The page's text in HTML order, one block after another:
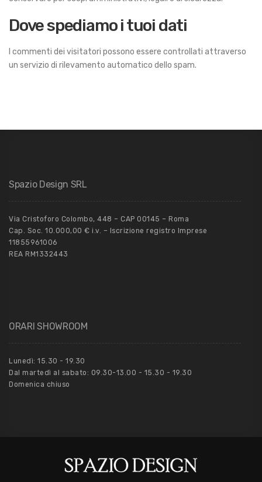
Dove spediamo i tuoi dati
I commenti dei visitatori possono essere controllati attraverso
un servizio di rilevamento automatico dello spam.
Spazio Design SRL
Via Cristoforo Colombo, 448 – CAP 00145 – Roma
Cap. Soc. 10.000,00 € i.v. – Iscrizione registro Imprese
11855961006
REA RM1332443
ORARI SHOWROOM
Lunedì: 15.30 - 19.30
Dal martedì al sabato: 09.30-13.00 - 15.30 - 19.30
Domenica chiuso